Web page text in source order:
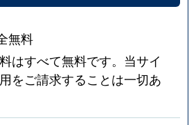
無料
はすべて無料です。当サイ
をご請求することは一切あ